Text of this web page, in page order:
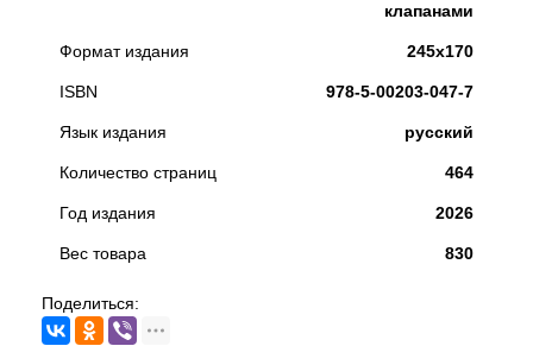
клапанами
Формат издания 245х170
ISBN 978-5-00203-047-7
Язык издания русский
Количество страниц 464
Год издания 2026
Вес товара 830
Поделиться: